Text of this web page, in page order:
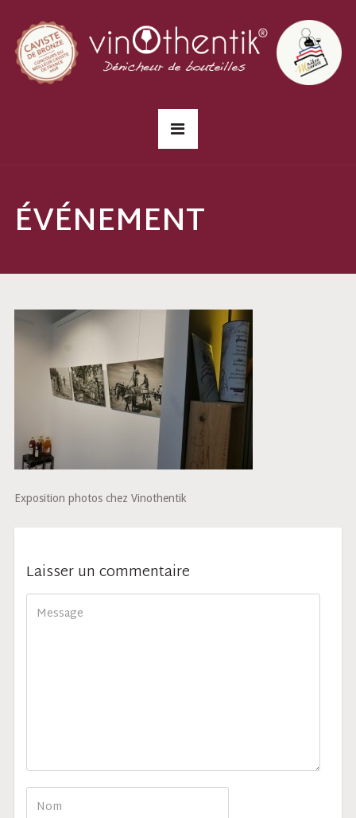
ÉVÉNEMENT
Exposition photos chez Vinothentik
Laisser un commentaire